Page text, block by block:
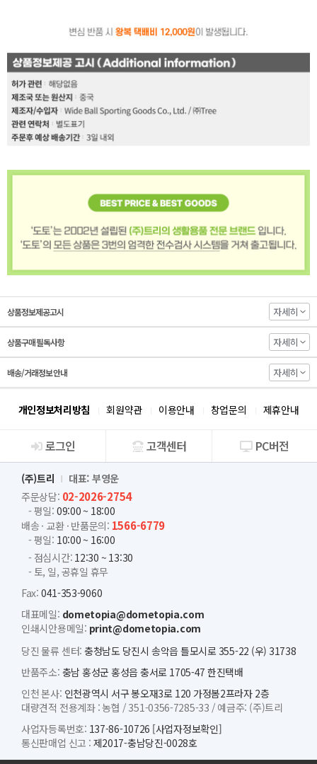
상품정보제공고시 자세히
상품구매 필독사항 자세히
배송/거래정보 안내 자세히
개인정보처리방침 회원약관 이용안내 창업문의 제휴안내
회사소개
로그인 고객센터 PC버전
(주)트리
대표: 부영운
주문상담: 02-2026-2754
- 평일: 09:00 ~ 18:00
배송 · 교환 · 반품문의: 1566-6779
- 평일: 10:00 ~ 16:00
- 점심시간: 12:30 ~ 13:30
- 토, 일, 공휴일 휴무
Fax: 041-353-9060
대표메일: dometopia@dometopia.com
인쇄시안용메일: print@dometopia.com
당진 물류 센터: 충청남도 당진시 송악읍 틀모시로 355-22 (우) 31738
반품주소: 충남 홍성군 홍성읍 충서로 1705-47 한진택배
인천 본사: 인천광역시 서구 봉오재3로 120 가정봄2프라자 2층
대량견적 전용계좌 :농협 / 351-0356-7285-33 / 예금주: (주)트리
사업자등록번호: 137-86-10726 [사업자정보확인]
통신판매업 신고 : 제2017-충남당진-0028호